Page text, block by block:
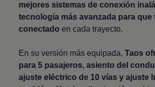
mejores sistemas de conexión
tecnología más avanzada para que
conectado en cada trayecto.
En su versión más equipada,Taos
para 5 pasajeros, asiento del
ajuste eléctrico de 10 vías y ajuste